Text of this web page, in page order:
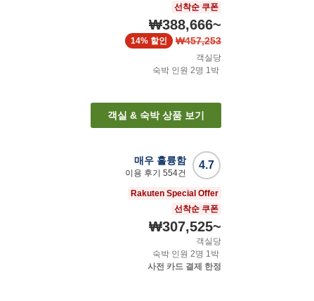
선착순 쿠폰
₩388,666~
₩457,253
14% 할인
객실당
숙박 인원 2명 1박
객실 & 숙박 상품 보기
4.7
매우 훌륭함
이용 후기 554건
Rakuten Special Offer
선착순 쿠폰
₩307,525~
객실당
숙박 인원 2명 1박
사전 카드 결제 한정